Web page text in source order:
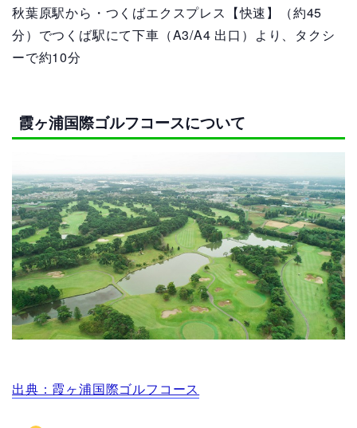
秋葉原駅から・つくばエクスプレス【快速】（約45
分）でつくば駅にて下車（A3/A4 出口）より、タクシ
ーで約10分
霞ヶ浦国際ゴルフコースについて
出典：霞ヶ浦国際ゴルフコース